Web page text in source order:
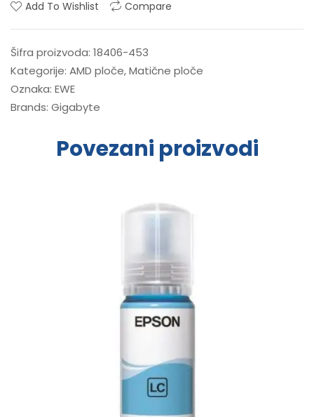
Add To Wishlist Compare
Šifra proizvoda: 18406-453
Kategorije: AMD ploče,Matične ploče
Oznaka: EWE
Brands: Gigabyte
Povezani proizvodi